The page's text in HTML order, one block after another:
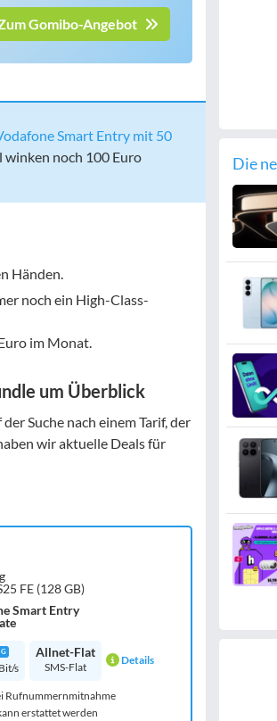
Gomibo-Angebot
Smart Entry mit 50
winken noch 100 Euro
Händen.
noch ein High-Class-
im Monat.
um Überblick
Suche nach einem Tarif, der
wir aktuelle Deals für
FE (128 GB)
Smart Entry
s
Allnet-Flat
SMS-Flat Details
Rufnummernmitnahme
erstattet werden
Die